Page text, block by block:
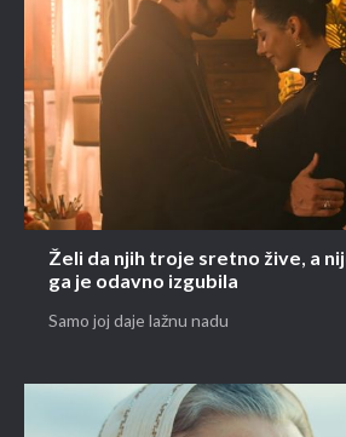
Želi da njih troje sretno žive, a
ga je odavno izgubila
Samo joj daje lažnu nadu